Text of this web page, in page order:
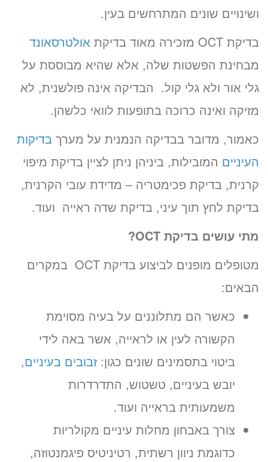
ושינויים שונים המתרחשים בעין.
בדיקת OCT מזכירה מאוד בדיקת
אולטרסאונד
מבחינת הפשטות שלה, אלא שהיא מבוססת על
גלי אור ולא גלי קול. הבדיקה אינה פולשנית, לא
מזיקה ואינה כרוכה בתופעות לוואי כלשהן.
כאמור, מדובר בבדיקה הנמנית על מערך בדיקות
העיניים המובילות, ביניהן ניתן לציין בדיקת מיפוי
קרנית, בדיקת פכימטריה – מדידת עובי הקרנית,
בדיקת לחץ תוך עיני, בדיקת שדה ראייה ועוד.
מתי עושים בדיקת OCT
?
מטופלים מופנים לביצוע בדיקת OCT במקרים
הבאים:
כאשר הם מתלוננים על בעיה מסוימת
הקשורה לעין או לראייה, אשר באה לידי
ביטוי בתסמינים שונים כגון:זבובים בעיניים,
יובש בעיניים, טשטוש, התדרדרות
משמעותית בראייה ועוד.
צורך באבחון מחלות עיניים מקולריות
כדוגמת ניוון רשתית, רטיניטיס פיגמנטוזה,